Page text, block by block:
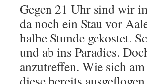
Gegen 21 Uhr sind wir
da noch ein Stau vor
halbe Stunde gekostet.
und ab ins Paradies.
anzutreffen. Wie sich
diese bereits